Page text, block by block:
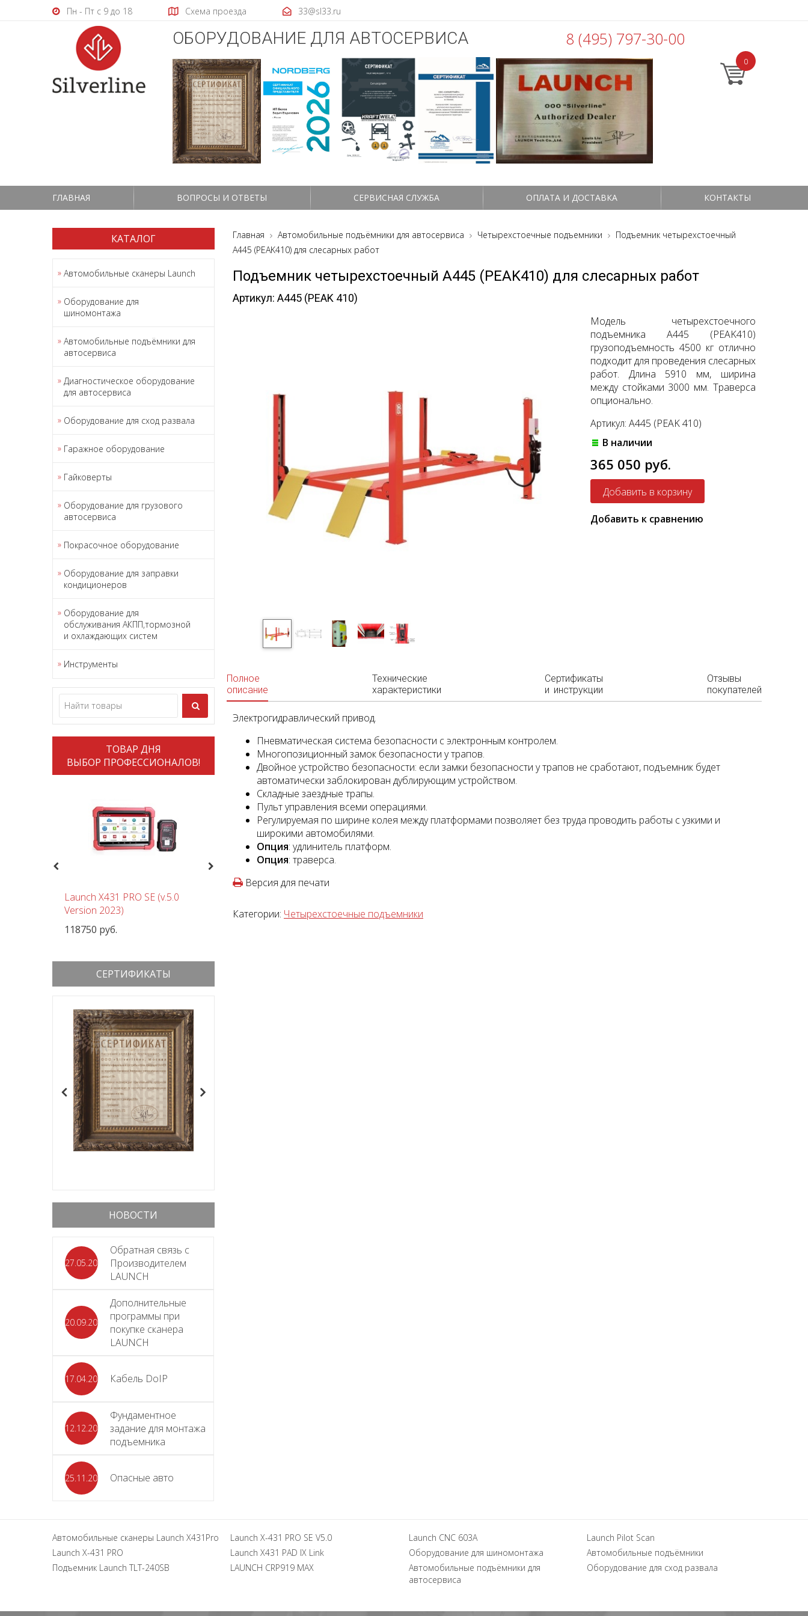
Пн - Пт с 9 до 18 Схема проезда 33@sl33.ru
0
ОБОРУДОВАНИЕ ДЛЯ АВТОСЕРВИСА 8 (495) 797-30-00
ГЛАВНАЯ ВОПРОСЫ И ОТВЕТЫ СЕРВИСНАЯ СЛУЖБА ОПЛАТА И ДОСТАВКА КОНТАКТЫ
КАТАЛОГ
Автомобильные сканеры Launch
Оборудование для
шиномонтажа
Автомобильные подъёмники для
автосервиса
Диагностическое оборудование
для автосервиса
Оборудование для сход развала
Гаражное оборудование
Гайковерты
Оборудование для грузового
автосервиса
Покрасочное оборудование
Оборудование для заправки
кондиционеров
Оборудование для
обслуживания АКПП,тормозной
и охлаждающих систем
Инструменты
ТОВАР ДНЯ
ВЫБОР ПРОФЕССИОНАЛОВ!
Previous
Launch X431 PRO SE (v.5.0
Version 2023)
118750 руб.
Nordberg
мультимарочный сканер
Next
СЕРТИФИКАТЫ
НОВОСТИ
27.05.2026
Обратная связь с
Производителем
LAUNCH
20.09.2025
Дополнительные
программы при
покупке сканера
LAUNCH
17.04.2024 Кабель DoIP
12.12.2023
Фундаментное
задание для монтажа
подъемника
25.11.2023 Опасные авто
Главная Автомобильные подъёмники для автосервиса Четырехстоечные подъемники
Подъемник четырехстоечный
A445 (PEAK410) для слесарных работ
Подъемник четырехстоечный A445 (PEAK410) для слесарных работ
Артикул:A445 (PEAK 410)
Модель четырехстоечного
подъемника A445 (PEAK410)
грузоподъемность 4500 кг отлично
подходит для проведения слесарных
работ. Длина 5910 мм, ширина
между стойками 3000 мм. Траверса
опционально.
Артикул: A445 (PEAK 410)
В наличии
365 050 руб.
Добавить к сравнению
Полное
описание
Технические
характеристики
Сертификаты
и инструкции
Отзывы
покупателей
Электрогидравлический привод.
Пневматическая система безопасности с электронным контролем.
Многопозиционный замок безопасности у трапов.
Двойное устройство безопасности: если замки безопасности у трапов не сработают, подъемник будет
автоматически заблокирован дублирующим устройством.
Складные заездные трапы.
Пульт управления всеми операциями.
Регулируемая по ширине колея между платформами позволяет без труда проводить работы с узкими и
широкими автомобилями.
Опция: удлинитель платформ.
Опция: траверса.
Версия для печати
Категории: Четырехстоечные подъемники
Автомобильные сканеры Launch X431Pro Launch X-431 PRO SE V5.0 Launch CNC 603A
Launch Pilot Scan
Launch X-431 PRO
Launch X431 PAD IX Link Оборудование для шиномонтажа
Автомобильные подъёмники
Подъемник Launch TLT-240SB
LAUNCH CRP919 MAX
Автомобильные подъёмники для
автосервиса
Оборудование для сход развала